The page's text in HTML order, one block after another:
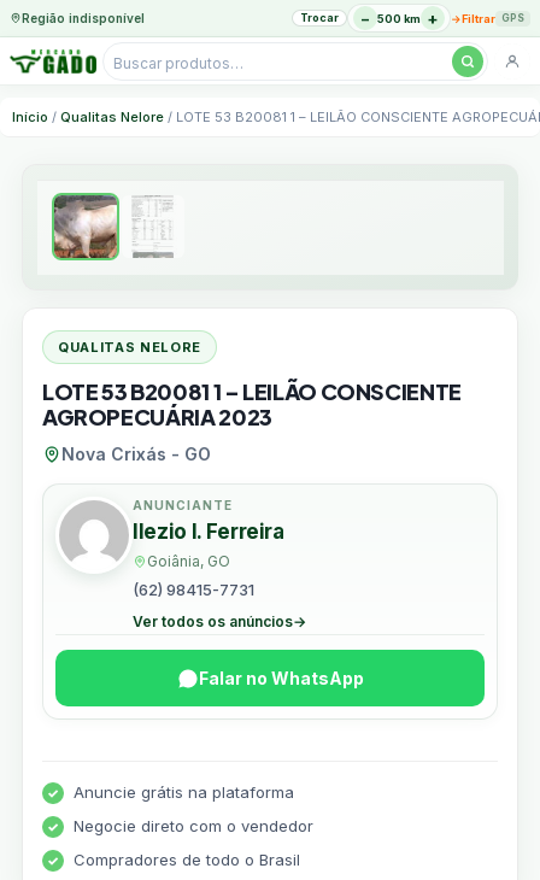
Região indisponível Trocar − 500 km + →Filtrar GPS
Pesquisar
para
Início / Qualitas Nelore / LOTE 53 B20081 1 – LEILÃO CONSCIENTE
QUALITAS NELORE
LOTE 53 B20081 1 – LEILÃO CONSCIENTE
AGROPECUÁRIA 2023
Nova Crixás - GO
ANUNCIANTE
Ilezio I. Ferreira
Goiânia, GO
(62) 98415-7731
Ver todos os anúncios→
Falar no WhatsApp
Anuncie grátis na plataforma
Negocie direto com o vendedor
Compradores de todo o Brasil